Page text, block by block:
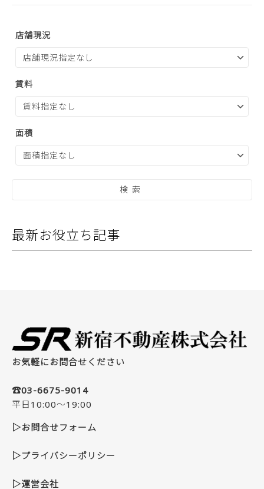
店舗現況
賃料
面積
最新お役立ち記事
お気軽にお問合せください
☎03-6675-9014
平日10:00～19:00
▷お問合せフォーム
▷プライバシーポリシー
▷運営会社